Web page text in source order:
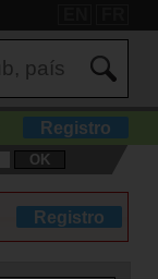
Registro
OK
Registro